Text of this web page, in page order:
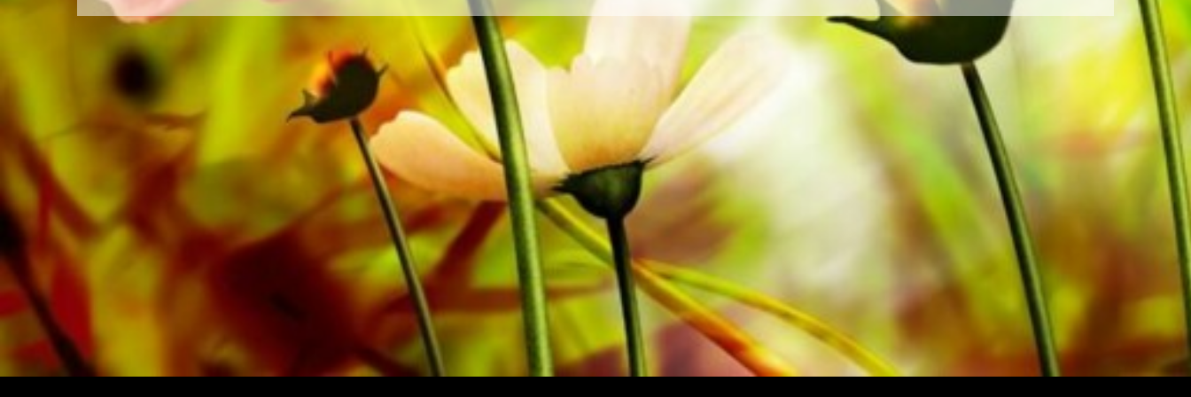
der Oberaargauer Brass Band eingespielt. Sämtliche Tonträger sind auch digital auf den
gängigen Portalen von Apple, Amazon, Google, Spotify und weiteren Anbietern weltweit
erhältlich.
Alle Noten von Obrasso werden auf hochwertigem Papier produziert. Das leicht gelbliche
Notenpapier bietet einen guten Kontrast und schont die Augen bei schwierigen
Lichtverhältnissen. Die Lieferung für Privatkunden weltweit erfolgt ohne Versandkosten.
Bestellen Sie jetzt ihre Noten direkt im Obrasso Verlag.